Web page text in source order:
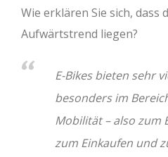
Wie erklären Sie sich, dass
Aufwärtstrend liegen?
E-Bikes bieten sehr
besonders im
Mobilität – also zum
zum Einkaufen und